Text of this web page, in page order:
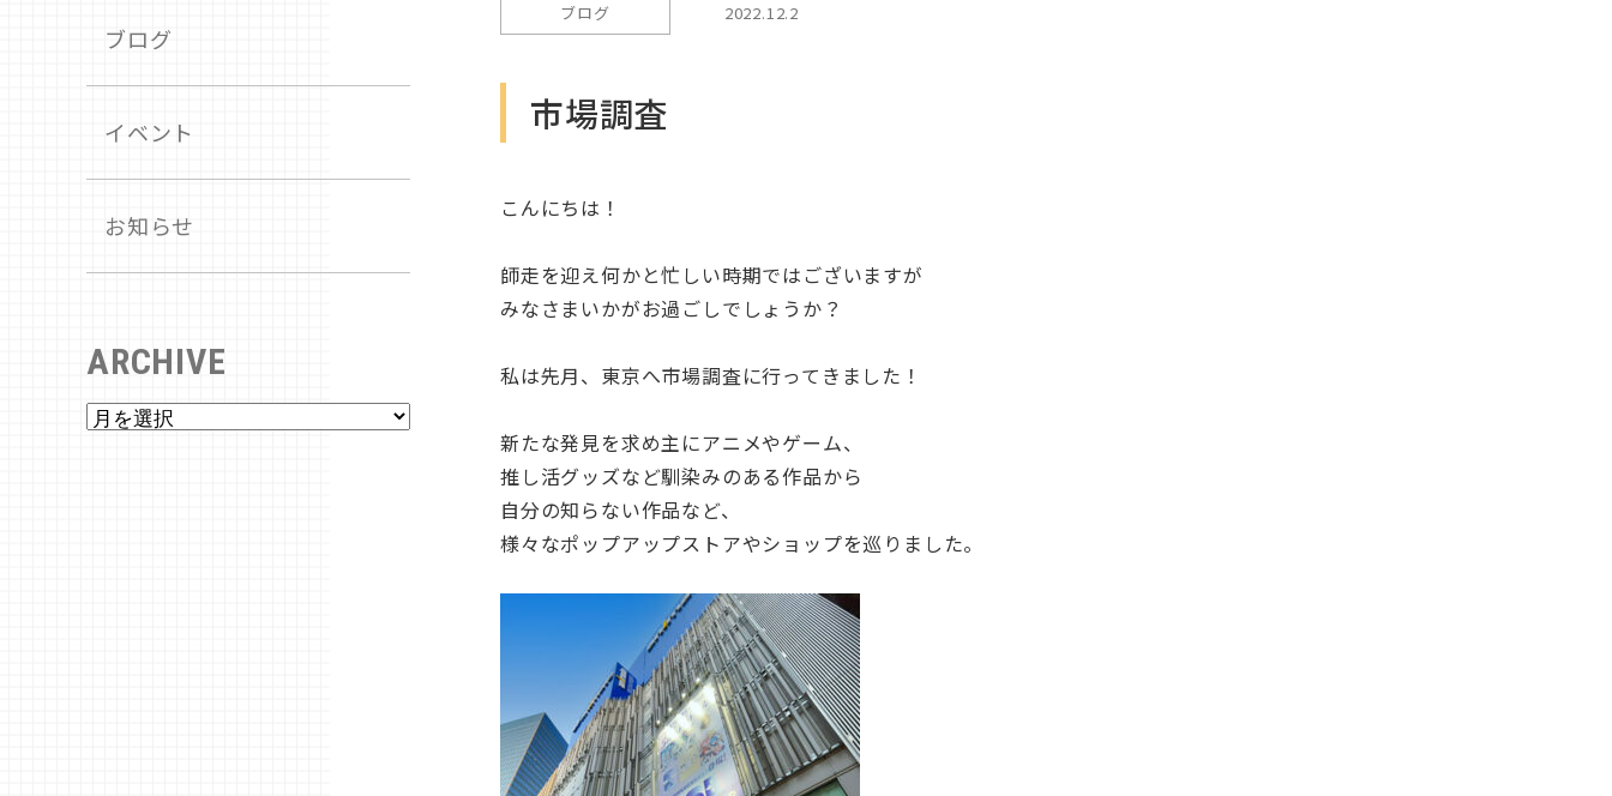
ブログ 2022.12.2
市場調査
こんにちは！
師走を迎え何かと忙しい時期ではございますが
みなさまいかがお過ごしでしょうか？
私は先月、東京へ市場調査に行ってきました！
新たな発見を求め主にアニメやゲーム、
推し活グッズなど馴染みのある作品から
自分の知らない作品など、
様々なポップアップストアやショップを巡りました。
ブログ
イベント
お知らせ
ARCHIVE